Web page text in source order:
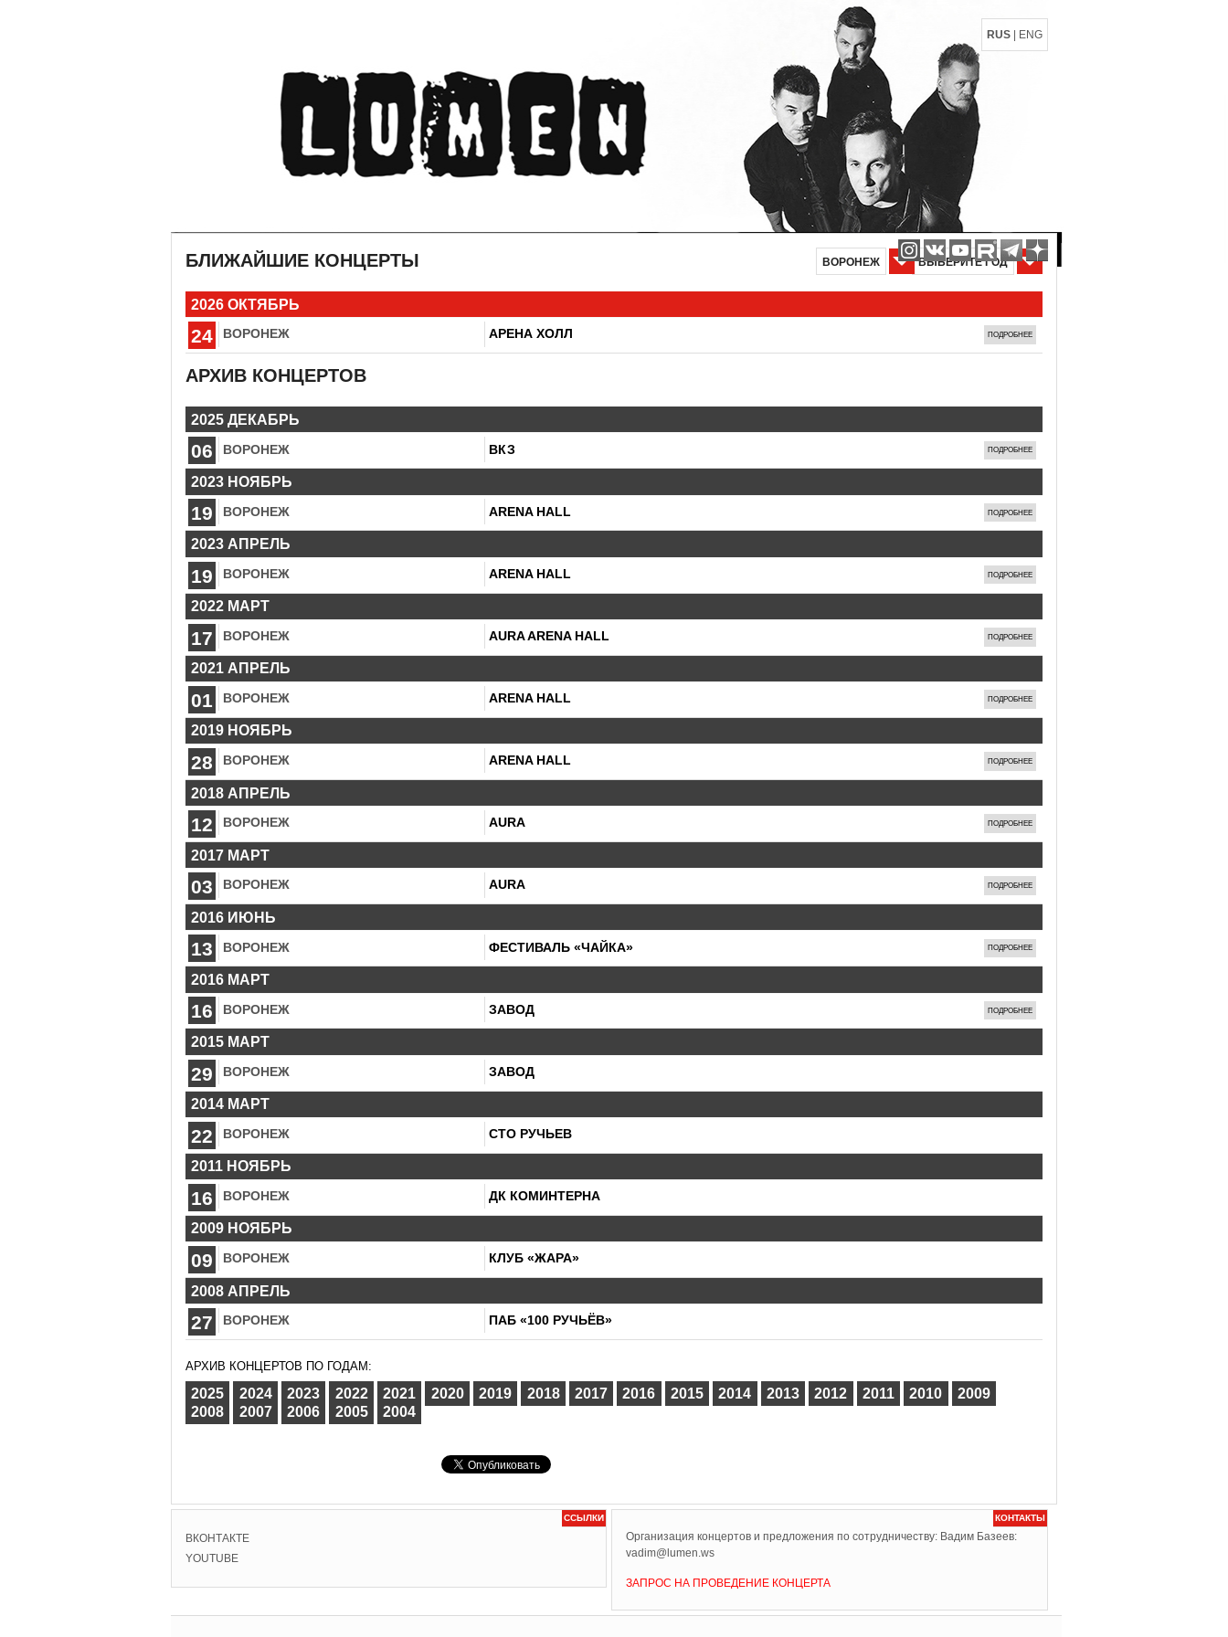
RUS ENG
БЛИЖАЙШИЕ КОНЦЕРТЫ ВЫБЕРИТЕ ГОД
ВОРОНЕЖ
2026 ОКТЯБРЬ
24 ВОРОНЕЖ АРЕНА ХОЛЛ ПОДРОБНЕЕ
АРХИВ КОНЦЕРТОВ
2025 ДЕКАБРЬ
06 ВОРОНЕЖ ВКЗ ПОДРОБНЕЕ
2023 НОЯБРЬ
19 ВОРОНЕЖ ARENA HALL ПОДРОБНЕЕ
2023 АПРЕЛЬ
19 ВОРОНЕЖ ARENA HALL ПОДРОБНЕЕ
2022 МАРТ
17 ВОРОНЕЖ AURA ARENA HALL ПОДРОБНЕЕ
2021 АПРЕЛЬ
01 ВОРОНЕЖ ARENA HALL ПОДРОБНЕЕ
2019 НОЯБРЬ
28 ВОРОНЕЖ ARENA HALL ПОДРОБНЕЕ
2018 АПРЕЛЬ
12 ВОРОНЕЖ AURA ПОДРОБНЕЕ
2017 МАРТ
03 ВОРОНЕЖ AURA ПОДРОБНЕЕ
2016 ИЮНЬ
13 ВОРОНЕЖ ФЕСТИВАЛЬ «ЧАЙКА» ПОДРОБНЕЕ
2016 МАРТ
16 ВОРОНЕЖ ЗАВОД ПОДРОБНЕЕ
2015 МАРТ
29 ВОРОНЕЖ ЗАВОД
2014 МАРТ
22 ВОРОНЕЖ СТО РУЧЬЕВ
2011 НОЯБРЬ
16 ВОРОНЕЖ ДК КОМИНТЕРНА
2009 НОЯБРЬ
09 ВОРОНЕЖ КЛУБ «ЖАРА»
2008 АПРЕЛЬ
27 ВОРОНЕЖ ПАБ «100 РУЧЬЁВ»
АРХИВ КОНЦЕРТОВ ПО ГОДАМ:
2025 2024 2023 2022 2021 2020 2019 2018 2017 2016 2015 2014 2013 2012 2011 2010
2009
2008
2007 2006 2005 2004
ССЫЛКИ
ВКОНТАКТЕ
YOUTUBE
КОНТАКТЫ
Организация концертов и предложения по сотрудничеству: Вадим Базеев:
vadim@lumen.ws
ЗАПРОС НА ПРОВЕДЕНИЕ КОНЦЕРТА